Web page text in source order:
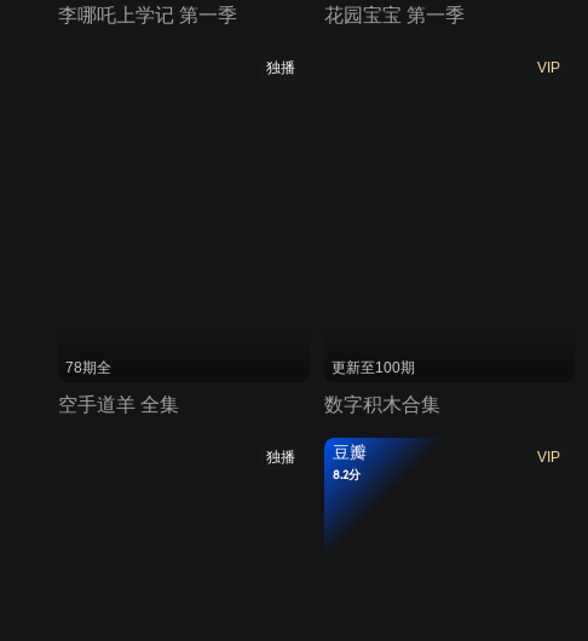
李哪吒上学记 第一季 花园宝宝 第一季
独播
78期全
空手道羊 全集
VIP
更新至100期
数字积木合集
独播 VIP
豆瓣
8.2分